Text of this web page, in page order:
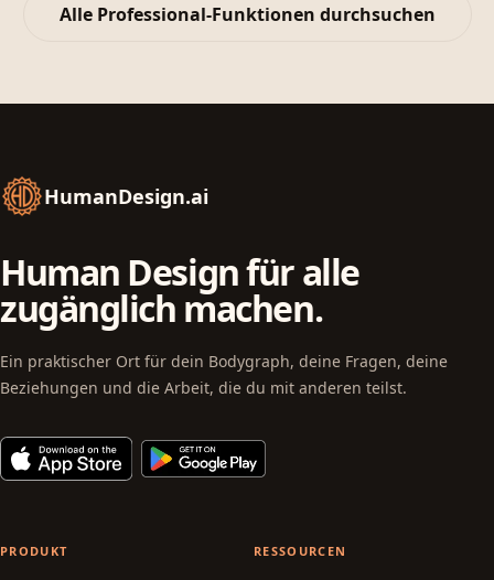
Alle Professional-Funktionen durchsuchen
HumanDesign.ai
Human Design für alle
zugänglich machen.
Ein praktischer Ort für dein Bodygraph, deine Fragen, deine
Beziehungen und die Arbeit, die du mit anderen teilst.
PRODUKT RESSOURCEN